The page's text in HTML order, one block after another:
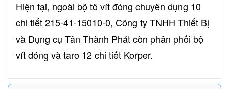
Hiện tại, ngoài bộ tô vít đóng chuyên dụng 10
chi tiết 215-41-15010-0, Công ty TNHH Thiết Bị
và Dụng cụ Tân Thành Phát còn phân phối bộ
vít đóng và taro 12 chi tiết Korper.